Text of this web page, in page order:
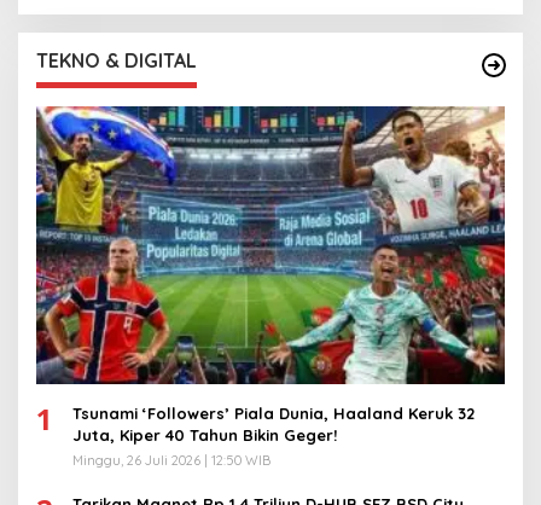
TEKNO & DIGITAL
1
Tsunami ‘Followers’ Piala Dunia, Haaland Keruk 32
Juta, Kiper 40 Tahun Bikin Geger!
Minggu, 26 Juli 2026 | 12:50 WIB